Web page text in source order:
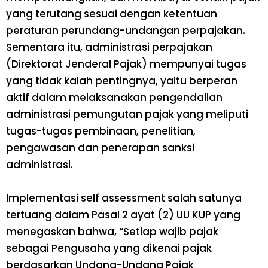
yang terutang sesuai dengan ketentuan
peraturan perundang-undangan perpajakan.
Sementara itu, administrasi perpajakan
(Direktorat Jenderal Pajak) mempunyai tugas
yang tidak kalah pentingnya, yaitu berperan
aktif dalam melaksanakan pengendalian
administrasi pemungutan pajak yang meliputi
tugas-tugas pembinaan, penelitian,
pengawasan dan penerapan sanksi
administrasi.
Implementasi self assessment salah satunya
tertuang dalam Pasal 2 ayat (2) UU KUP yang
menegaskan bahwa, “Setiap wajib pajak
sebagai Pengusaha yang dikenai pajak
berdasarkan Undang-Undang Pajak